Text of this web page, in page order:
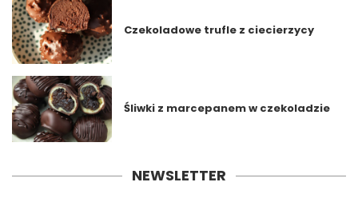
Czekoladowe trufle z ciecierzycy
Śliwki z marcepanem w czekoladzie
NEWSLETTER